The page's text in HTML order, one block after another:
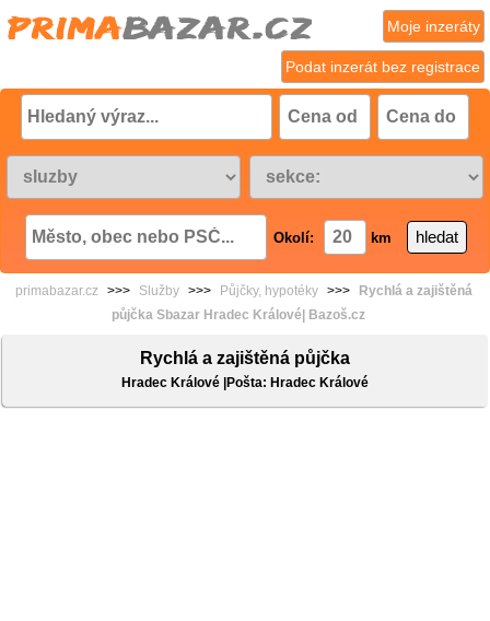
Podat inzerát bez registrace
Moje inzeráty
Okolí: km
primabazar.cz >>> Služby >>> Půjčky, hypotéky >>>
Rychlá a zajištěná
půjčka Sbazar Hradec Králové| Bazoš.cz
Rychlá a zajištěná půjčka
Hradec Králové |Pošta: Hradec Králové